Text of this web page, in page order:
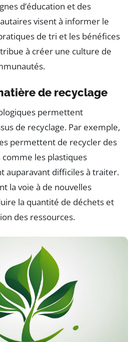
d’éducation et des
visent à informer le
de tri et les bénéfices
à créer une culture de
de recyclage
permettent
de recyclage. Par exemple,
permettent de recycler des
les plastiques
auparavant difficiles à traiter.
la voie à de nouvelles
la quantité de déchets et
des ressources.